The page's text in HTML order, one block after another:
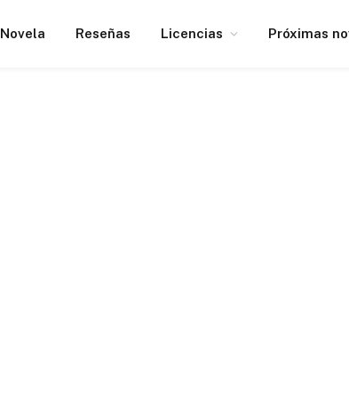
Novela Reseñas Licencias Próximas